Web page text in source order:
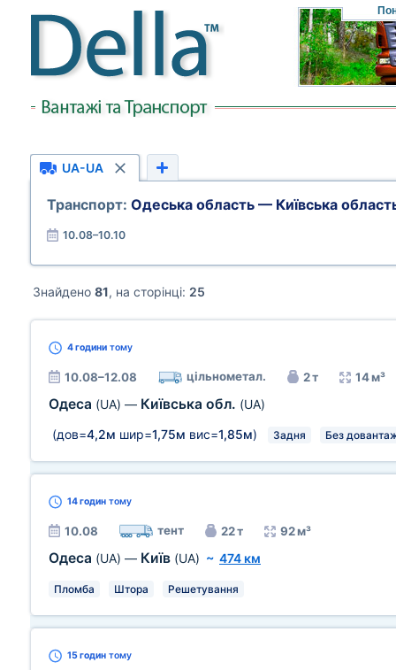
UA-UA
Транспорт: Одеська область — Київська
10.08–10.10
Знайдено 81, на сторінці: 25
4 години тому
10.08–12.08 цільнометал. 2 т 14 м³
Одеса (UA) — Київська обл. (UA)
(дов=4,2м шир=1,75м вис=1,85м) Задня Без
14 годин тому
10.08 тент 22 т 92 м³
Одеса (UA) — Київ (UA) ~ 474 км
Пломба Штора Решетування
15 годин тому